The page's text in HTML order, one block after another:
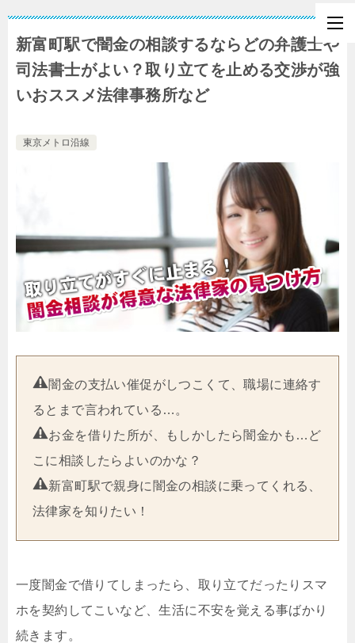
新富町駅で闇金の相談するならどの弁護士や
司法書士がよい？取り立てを止める交渉が強
いおススメ法律事務所など
東京メトロ沿線
闇金の支払い催促がしつこくて、職場に連絡す
るとまで言われている…。
お金を借りた所が、もしかしたら闇金かも…ど
こに相談したらよいのかな？
新富町駅で親身に闇金の相談に乗ってくれる、
法律家を知りたい！
一度闇金で借りてしまったら、取り立てだったりスマ
ホを契約してこいなど、生活に不安を覚える事ばかり
続きます。